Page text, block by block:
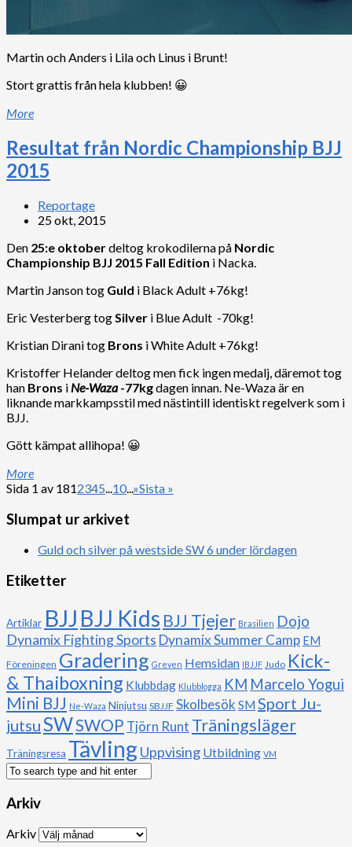
Martin och Anders i Lila och Linus i Brunt!
Stort grattis från hela klubben! 😀
More
Resultat från Nordic Championship BJJ
2015
Reportage
25 okt, 2015
Den 25:e oktoberdeltog krokodilerna på Nordic
Championship BJJ 2015 Fall Edition i Nacka.
Martin Janson tog Guld i Black Adult +76kg!
Eric Vesterberg togSilver i Blue Adult -70kg!
Kristian Dirani tog Brons i White Adult +76kg!
Kristoffer Helander deltog men fick ingen medalj, däremot tog
han Brons i Ne-Waza-77kgdagen innan. Ne-Waza är en
liknande markkampsstil med nästintill identiskt regelverk som i
BJJ.
Gött kämpat allihopa! 😀
More
Sida 1 av 1812345...10...»Sista »
Slumpat ur arkivet
Guld och silver på westside SW 6 under lördagen
Etiketter
Artiklar BJJ BJJ Kids BJJ Tjejer Brasilien Dojo
Dynamix Fighting Sports Dynamix Summer Camp EM
Föreningen Gradering Greven Hemsidan IBJJF Judo Kick-
& Thaiboxning Klubbdag Klubblogga KM Marcelo Yogui
Mini BJJ Ne-Waza Ninjutsu SBJJF Skolbesök SM Sport Ju-
jutsuSWSWOP Tjörn Runt Träningsläger
Träningsresa TävlingUppvising Utbildning VM
Arkiv
Arkiv